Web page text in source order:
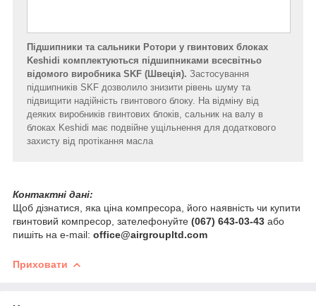
Підшипники та сальники Ротори у гвинтових блоках
Keshidi комплектуються підшипниками всесвітньо
відомого виробника SKF (Швеція). Застосування
підшипників SKF дозволило знизити рівень шуму та
підвищити надійність гвинтового блоку. На відміну від
деяких виробників гвинтових блоків, сальник на валу в
блоках Keshidi має подвійне ущільнення для додаткового
захисту від протікання масла
Контактні дані:
Щоб дізнатися, яка ціна компресора, його наявність чи купити
гвинтовий компресор, зателефонуйте (067) 643-03-43 або
пишіть на e-mail: office@airgroupltd.com
Приховати